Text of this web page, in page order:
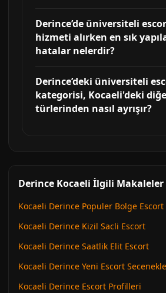
Derince’de üniversiteli
hizmeti alırken en sık
hatalar nelerdir?
Derince’deki üniversiteli
kategorisi, Kocaeli'deki
türlerinden nasıl ayrışır?
Derince Kocaeli İlgili Makaleler
Kocaeli Derince Populer Bolge Escort
Kocaeli Derince Kizil Sacli Escort
Kocaeli Derince Saatlik Elit Escort
Kocaeli Derince Yeni Escort
Kocaeli Derince Escort Profilleri